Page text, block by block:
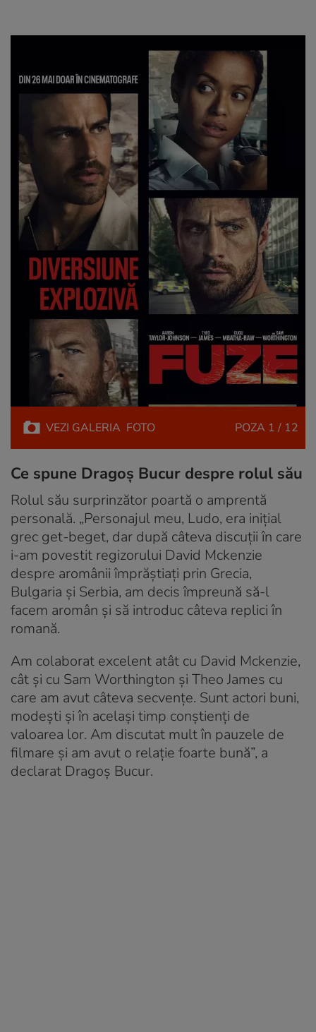
VEZI GALERIA FOTO POZA 1 / 12
Ce spune Dragoș Bucur despre rolul său
Rolul său surprinzător poartă o amprentă
personală. „Personajul meu, Ludo, era inițial
grec get-beget, dar după câteva discuții în care
i-am povestit regizorului David Mckenzie
despre aromânii împrăștiați prin Grecia,
Bulgaria și Serbia, am decis împreună să-l
facem aromân și să introduc câteva replici în
romană.
Am colaborat excelent atât cu David Mckenzie,
cât și cu Sam Worthington și Theo James cu
care am avut câteva secvențe. Sunt actori buni,
modești și în același timp conștienți de
valoarea lor. Am discutat mult în pauzele de
filmare și am avut o relație foarte bună”, a
declarat Dragoș Bucur.